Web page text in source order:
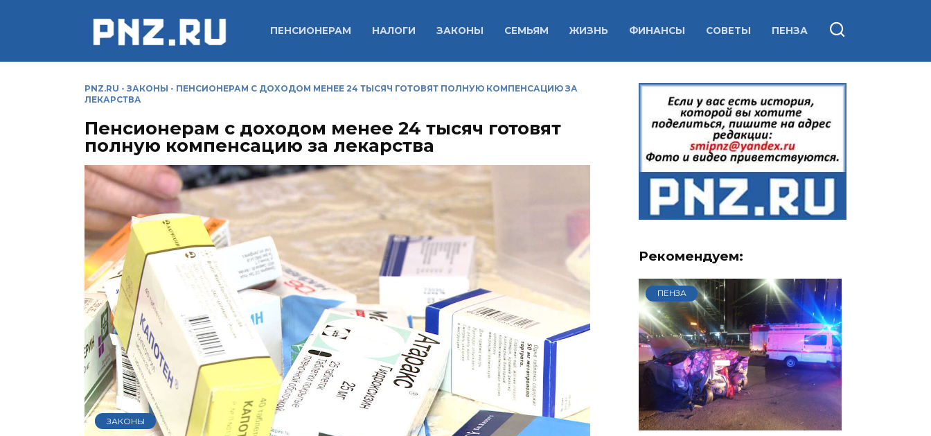
ПЕНСИОНЕРАМ НАЛОГИ ЗАКОНЫ СЕМЬЯМ ЖИЗНЬ ФИНАНСЫ СОВЕТЫ ПЕНЗА
PNZ.RU - ЗАКОНЫ - ПЕНСИОНЕРАМ С ДОХОДОМ МЕНЕЕ 24 ТЫСЯЧ ГОТОВЯТ ПОЛНУЮ КОМПЕНСАЦИЮ ЗА
ЛЕКАРСТВА
Пенсионерам с доходом менее 24 тысяч готовят
полную компенсацию за лекарства
ЗАКОНЫ
Рекомендуем:
ПЕНЗА